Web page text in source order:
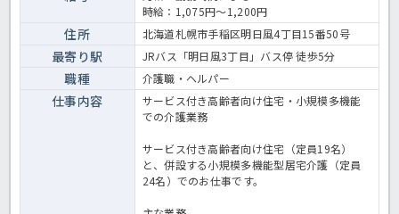
募ください。 ＜介護職 パート サ高住の求人＞
時給：1,075円～1,200円
住所 北海道札幌市手稲区明日風4丁目15番50号
最寄り駅 JRバス「明日風3丁目」バス停 徒歩5分
職種 介護職・ヘルパー
仕事内容
サービス付き高齢者向け住宅・小規模多機能
での介護業務
サービス付き高齢者向け住宅（定員19名）
と、併設する小規模多機能型居宅介護（定員
24名）でのお仕事です。